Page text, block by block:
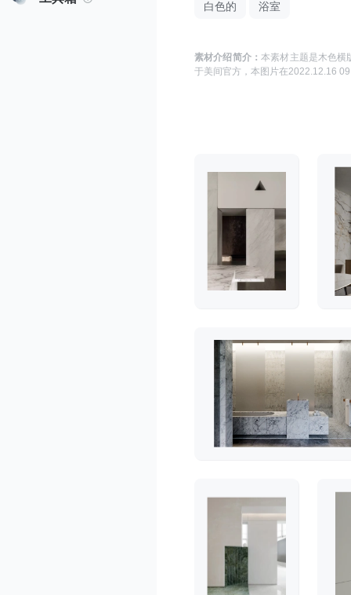
白色的 浴室
素材介绍简介：本素材主题是木色横
于美间官方 ，本图片在2022.12.16